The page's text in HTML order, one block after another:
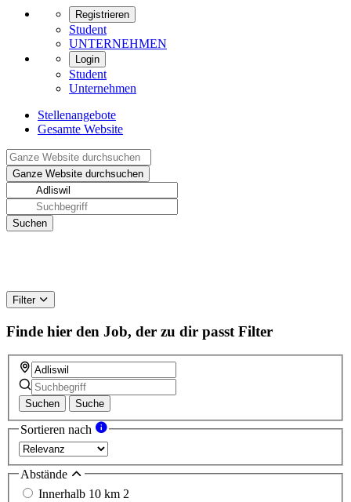
Registrieren
Student
UNTERNEHMEN
Login
Student
Unternehmen
Stellenangebote
Gesamte Website
Filter
Finde hier den Job, der zu dir passt Filter
Suchen Suche
Sortieren nach
Abstände
Innerhalb 10 km 2